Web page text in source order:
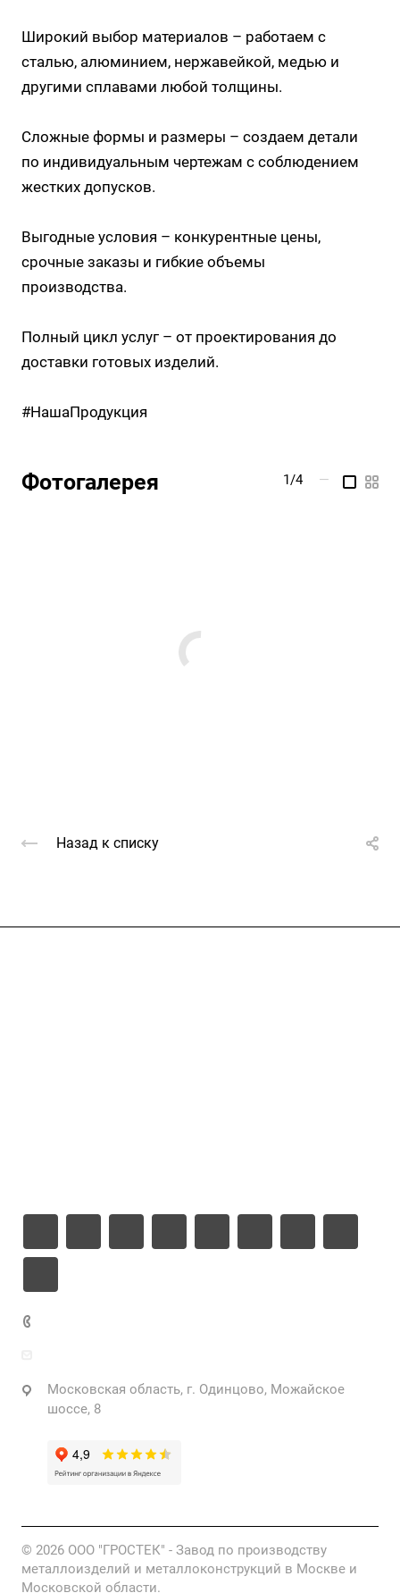
Широкий выбор материалов – работаем с
сталью, алюминием, нержавейкой, медью и
другими сплавами любой толщины.
Сложные формы и размеры – создаем детали
по индивидуальным чертежам с соблюдением
жестких допусков.
Выгодные условия – конкурентные цены,
срочные заказы и гибкие объемы
производства.
Полный цикл услуг – от проектирования до
доставки готовых изделий.
#НашаПродукция
Фотогалерея 1/4 —
Назад к списку
Московская область, г. Одинцово, Можайское
шоссе, 8
© 2026 ООО "ГРОСТЕК" - Завод по производству
металлоизделий и металлоконструкций в Москве и
Московской области.